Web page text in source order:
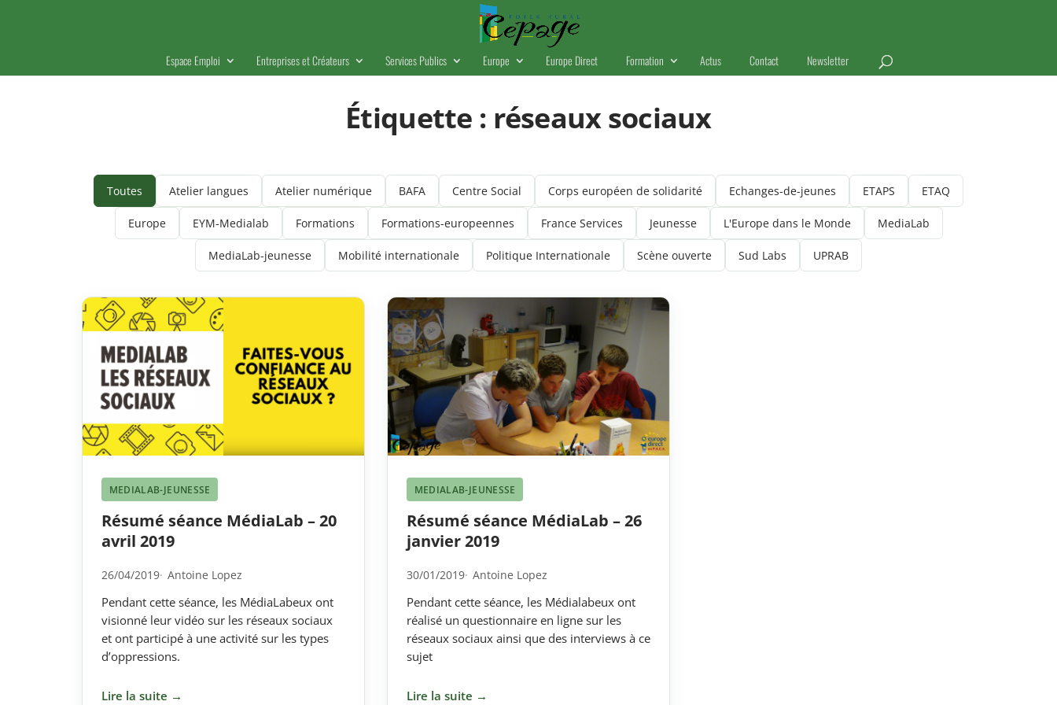
Espace Emploi Entreprises et Créateurs Services Publics Europe Europe Direct Formation Actus Contact Newsletter
Étiquette : réseaux sociaux
Toutes Atelier langues Atelier numérique BAFA Centre Social Corps européen de solidarité Echanges-de-jeunes ETAPS ETAQ
Europe EYM-Medialab Formations Formations-europeennes France Services Jeunesse L'Europe dans le Monde MediaLab
MediaLab-jeunesse Mobilité internationale Politique Internationale Scène ouverte Sud Labs UPRAB
MEDIALAB-JEUNESSE
Résumé séance MédiaLab – 20
avril 2019
26/04/2019 Antoine Lopez
Pendant cette séance, les MédiaLabeux ont
visionné leur vidéo sur les réseaux sociaux
et ont participé à une activité sur les types
d’oppressions.
Lire la suite →
MEDIALAB-JEUNESSE
Résumé séance MédiaLab – 26
janvier 2019
30/01/2019 Antoine Lopez
Pendant cette séance, les Médialabeux ont
réalisé un questionnaire en ligne sur les
réseaux sociaux ainsi que des interviews à ce
sujet
Lire la suite →